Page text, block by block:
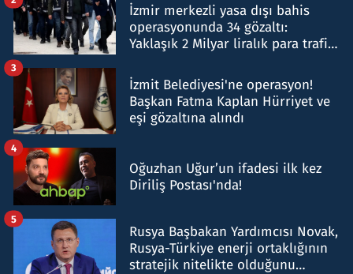
İzmir merkezli yasa dışı bahis
operasyonunda 34 gözaltı:
Yaklaşık 2 Milyar liralık para trafiği
İzmit Belediyesi'ne operasyon!
Başkan Fatma Kaplan Hürriyet ve
eşi gözaltına alındı
3
Oğuzhan Uğur’un ifadesi ilk kez
Diriliş Postası'nda!
4
Rusya Başbakan Yardımcısı Novak,
Rusya-Türkiye enerji ortaklığının
stratejik nitelikte olduğunu
5